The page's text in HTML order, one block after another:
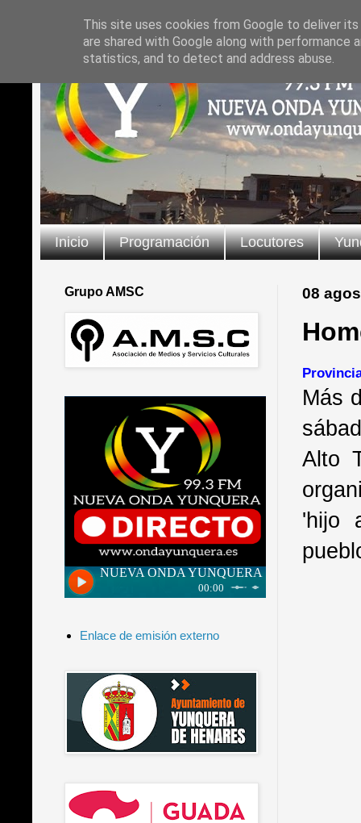
Inicio Programación Locutores
08
Más
Alto
'hijo
Grupo AMSC
Enlace de emisión externo
This site uses cookies from Google to deliver
are shared with Google along with
statistics, and to detect and address abuse.